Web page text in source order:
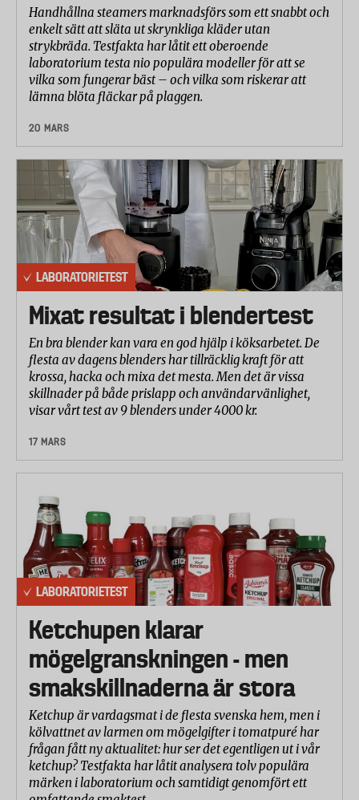
Handhållna steamers marknadsförs som ett snabbt och
enkelt sätt att släta ut skrynkliga kläder utan
strykbräda. Testfakta har låtit ett oberoende
laboratorium testa nio populära modeller för att se
vilka som fungerar bäst – och vilka som riskerar att
lämna blöta fläckar på plaggen.
20 MARS
LABORATORIETEST
Mixat resultat i blendertest
En bra blender kan vara en god hjälp i köksarbetet. De
flesta av dagens blenders har tillräcklig kraft för att
krossa, hacka och mixa det mesta. Men det är vissa
skillnader på både prislapp och användarvänlighet,
visar vårt test av 9 blenders under 4000 kr.
17 MARS
LABORATORIETEST
Ketchupen klarar
mögelgranskningen - men
smakskillnaderna är stora
Ketchup är vardagsmat i de flesta svenska hem, men i
kölvattnet av larmen om mögelgifter i tomatpuré har
frågan fått ny aktualitet: hur ser det egentligen ut i vår
ketchup? Testfakta har låtit analysera tolv populära
märken i laboratorium och samtidigt genomfört ett